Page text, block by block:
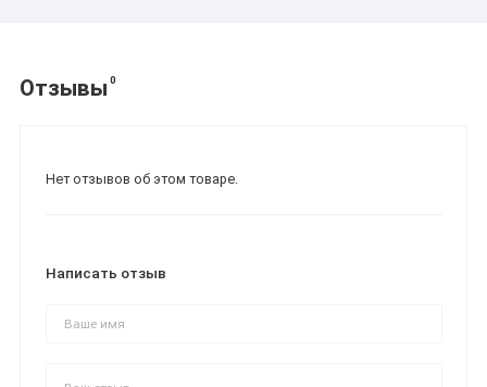
Отзывы 0
Нет отзывов об этом товаре.
Написать отзыв